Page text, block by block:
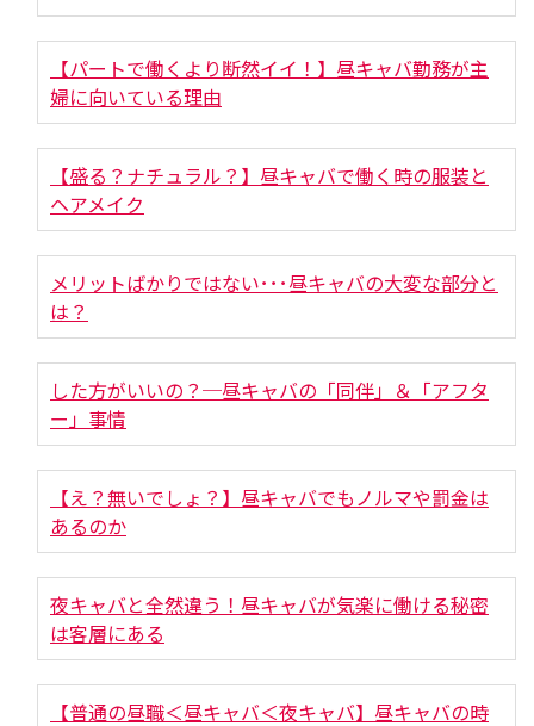
【パートで働くより断然イイ！】昼キャバ勤務が主
婦に向いている理由
【盛る？ナチュラル？】昼キャバで働く時の服装と
ヘアメイク
メリットばかりではない･･･昼キャバの大変な部分と
は？
した方がいいの？─昼キャバの「同伴」＆「アフタ
ー」事情
【え？無いでしょ？】昼キャバでもノルマや罰金は
あるのか
夜キャバと全然違う！昼キャバが気楽に働ける秘密
は客層にある
【普通の昼職＜昼キャバ＜夜キャバ】昼キャバの時